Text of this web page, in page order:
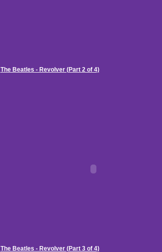
The Beatles - Revolver (Part 2 of 4)
The Beatles - Revolver (Part 3 of 4)